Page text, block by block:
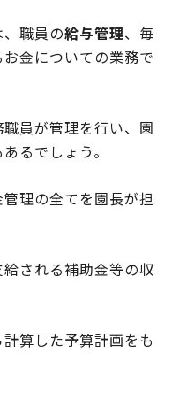
職員の給与管理、毎
金についての業務で
員が管理を行い、園
るでしょう。
理の全てを園長が担
される補助金等の収
算した予算計画をも